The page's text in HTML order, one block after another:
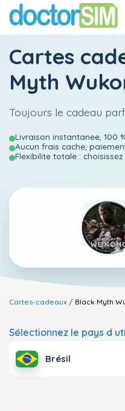
Cartes
Myth
Toujours le cadeau
Livraison instantanee, 100
Aucun frais cache,
Flexibilite totale :
Cartes-cadeaux Black Myth
Sélectionnez le pays d
Brésil